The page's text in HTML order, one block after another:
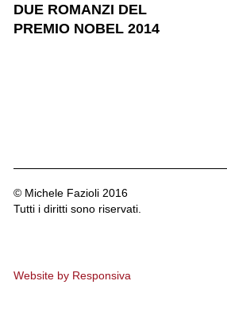
DUE ROMANZI DEL
PREMIO NOBEL 2014
© Michele Fazioli 2016
Tutti i diritti sono riservati.
Website by Responsiva